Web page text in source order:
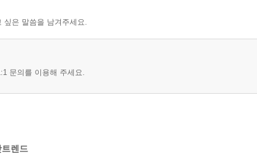
싶은 말씀을 남겨주세요.
문의를 이용해 주세요.
렌드